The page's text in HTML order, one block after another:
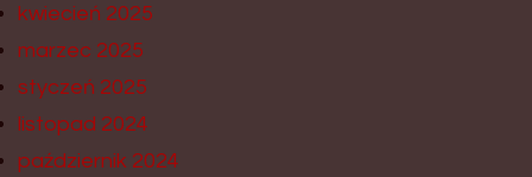
kwiecień 2025
marzec 2025
styczeń 2025
listopad 2024
październik 2024